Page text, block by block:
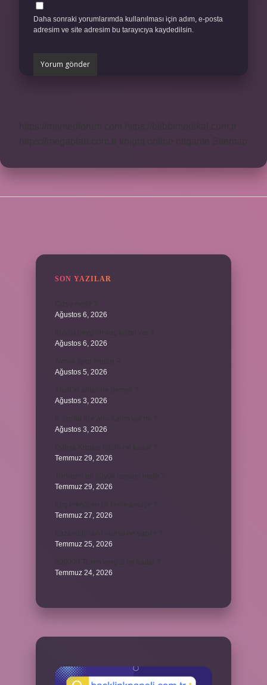
Daha sonraki yorumlarımda kullanılması için adım, e-posta
adresim ve site adresim bu tarayıcıya kaydedilsin.
SON YAZILAR
Ağustos 6, 2026
Ağustos 6, 2026
Ağustos 5, 2026
Ağustos 3, 2026
Ağustos 3, 2026
Temmuz 29, 2026
Temmuz 29, 2026
Temmuz 27, 2026
Temmuz 25, 2026
Temmuz 24, 2026